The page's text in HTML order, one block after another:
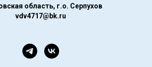
область, г.о. Серпухов
vdv4717@bk.ru